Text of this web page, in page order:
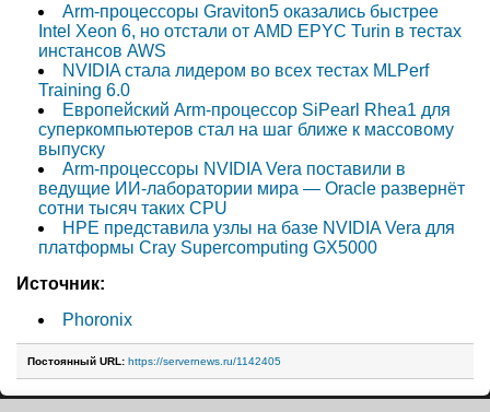
Arm-процессоры Graviton5 оказались быстрее
Intel Xeon 6, но отстали от AMD EPYC Turin в тестах
инстансов AWS
NVIDIA стала лидером во всех тестах MLPerf
Training 6.0
Европейский Arm-процессор SiPearl Rhea1 для
суперкомпьютеров стал на шаг ближе к массовому
выпуску
Arm-процессоры NVIDIA Vera поставили в
ведущие ИИ-лаборатории мира — Oracle развернёт
сотни тысяч таких CPU
HPE представила узлы на базе NVIDIA Vera для
платформы Cray Supercomputing GX5000
Источник:
Phoronix
Постоянный URL: https://servernews.ru/1142405